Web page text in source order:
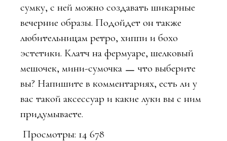
сумку, с ней можно создавать шикарные
вечерние образы. Подойдет он также
любительницам ретро, хиппи и бохо
эстетики. Клатч на фермуаре, шелковый
мешочек, мини-сумочка ㅡ что выберите
вы? Напишите в комментариях, есть ли у
вас такой аксессуар и какие луки вы с ним
придумываете.
Просмотры: 14 678